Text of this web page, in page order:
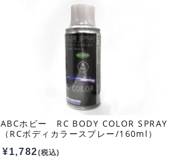
ABCホビー RC BODY COLOR SPRAY
（RCボディカラースプレー/160ml）
¥1,782(税込)